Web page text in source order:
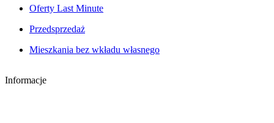
Oferty Last Minute
Przedsprzedaż
Mieszkania bez wkładu własnego
Informacje